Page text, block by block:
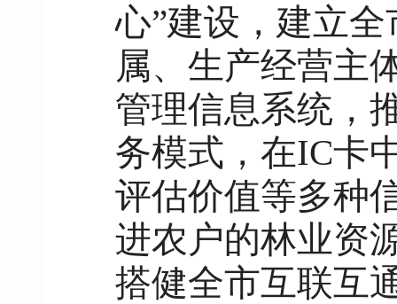
心”建设，建立
属、生产经营主
管理信息系统，
务模式，在IC卡
评估价值等多种
进农户的林业资
搭健全市互联互